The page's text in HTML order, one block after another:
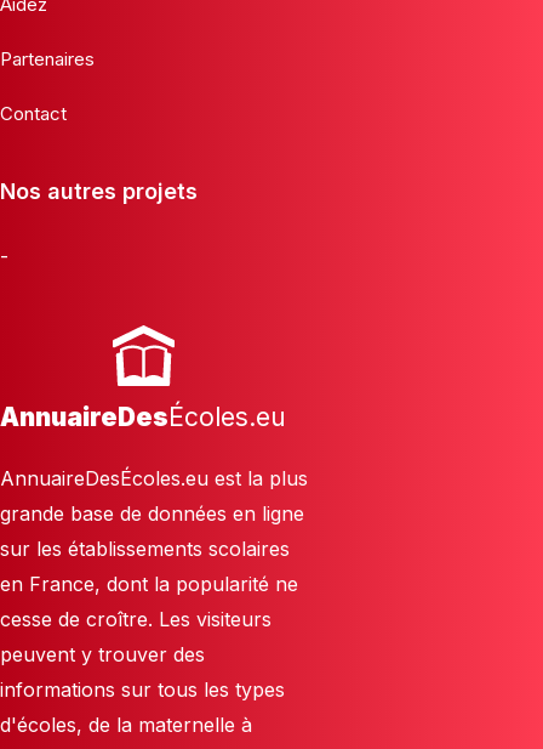
Partenaires
Contact
Nos autres projets
-
AnnuaireDesÉcoles.eu
AnnuaireDesÉcoles.eu est la plus
grande base de données en ligne
sur les établissements scolaires
en France, dont la popularité ne
cesse de croître. Les visiteurs
peuvent y trouver des
informations sur tous les types
d'écoles, de la maternelle à